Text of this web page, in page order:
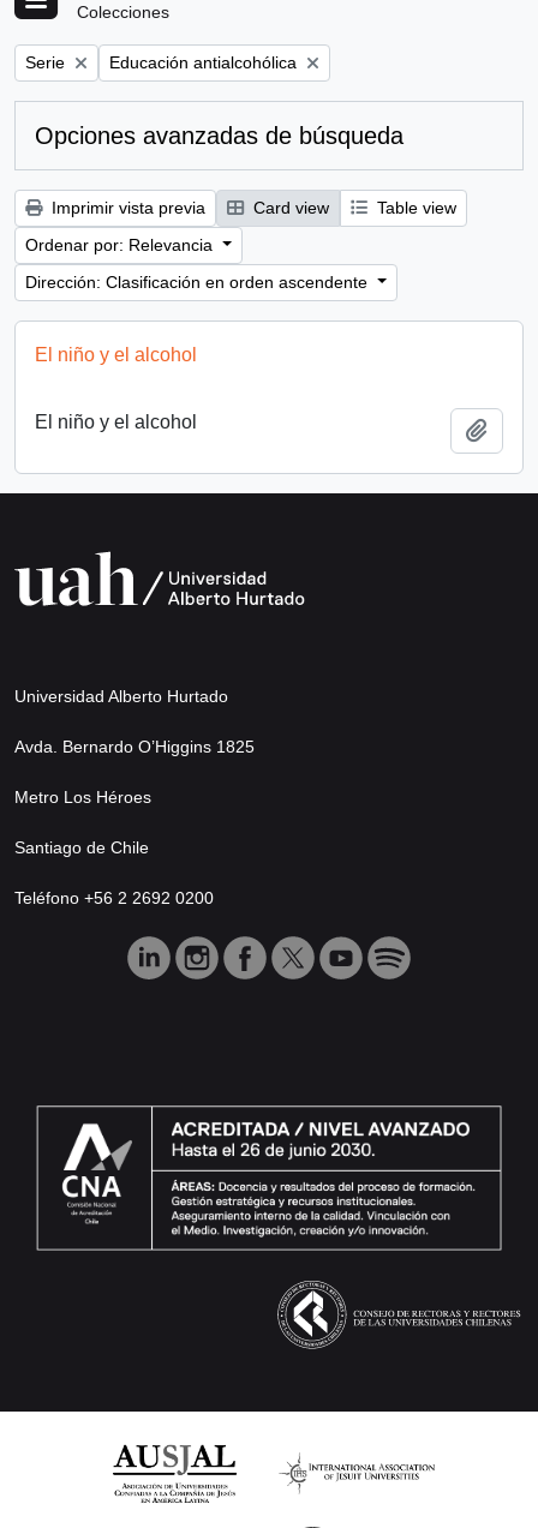
Colecciones
Remove filter:
Serie Remove filter:
Educación antialcohólica
Opciones avanzadas de búsqueda
Imprimir vista previa Card view
Table view
Ordenar por: Relevancia
Dirección: Clasificación en orden ascendente
El niño y el alcohol
El niño y el alcohol
Universidad Alberto Hurtado
Avda. Bernardo O’Higgins 1825
Metro Los Héroes
Santiago de Chile
Teléfono +56 2 2692 0200